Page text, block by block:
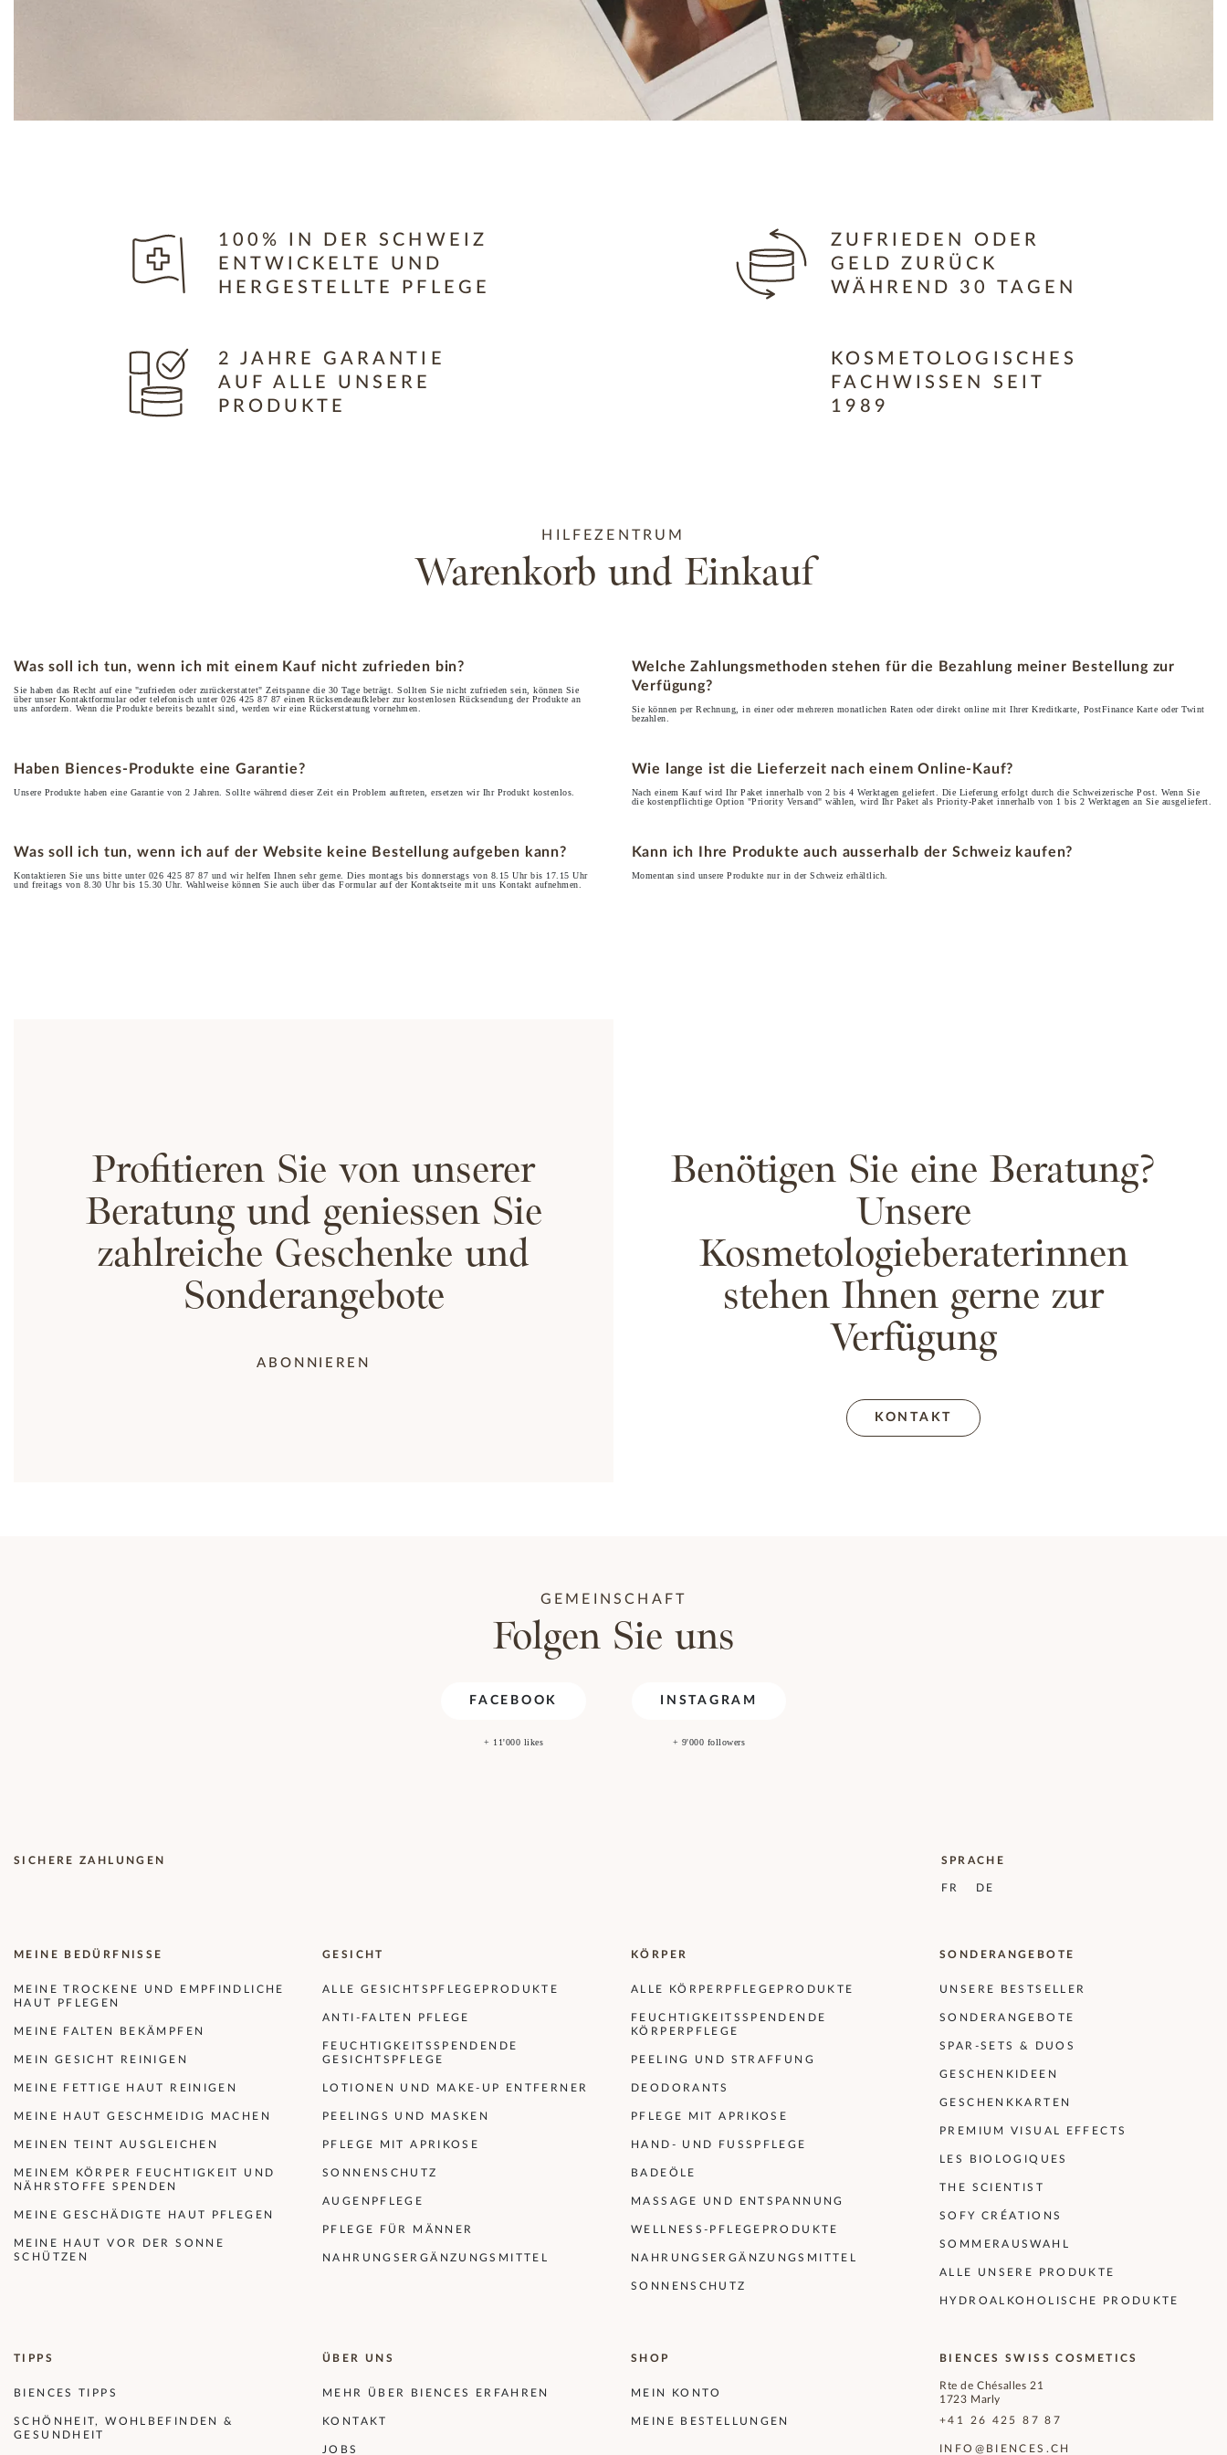
100% IN DER SCHWEIZ
ENTWICKELTE UND
HERGESTELLTE PFLEGE
ZUFRIEDEN ODER
GELD ZURÜCK
WÄHREND 30 TAGEN
2 JAHRE GARANTIE
AUF ALLE UNSERE
PRODUKTE
KOSMETOLOGISCHES
FACHWISSEN SEIT
1989
HILFEZENTRUM
Warenkorb und Einkauf
Was soll ich tun, wenn ich mit einem Kauf nicht zufrieden bin?
Sie haben das Recht auf eine "zufrieden oder zurückerstattet" Zeitspanne die 30 Tage beträgt. Sollten Sie nicht zufrieden sein, können Sie
über unser Kontaktformular oder telefonisch unter 026 425 87 87 einen Rücksendeaufkleber zur kostenlosen Rücksendung der Produkte an
uns anfordern. Wenn die Produkte bereits bezahlt sind, werden wir eine Rückerstattung vornehmen.
Welche Zahlungsmethoden stehen für die Bezahlung meiner Bestellung zur
Verfügung?
Sie können per Rechnung, in einer oder mehreren monatlichen Raten oder direkt online mit Ihrer Kreditkarte, PostFinance Karte oder Twint
bezahlen.
Haben Biences-Produkte eine Garantie?
Unsere Produkte haben eine Garantie von 2 Jahren. Sollte während dieser Zeit ein Problem auftreten, ersetzen wir Ihr Produkt kostenlos.
Wie lange ist die Lieferzeit nach einem Online-Kauf?
Nach einem Kauf wird Ihr Paket innerhalb von 2 bis 4 Werktagen geliefert. Die Lieferung erfolgt durch die Schweizerische Post. Wenn Sie
die kostenpflichtige Option "Priority Versand" wählen, wird Ihr Paket als Priority-Paket innerhalb von 1 bis 2 Werktagen an Sie ausgeliefert.
Was soll ich tun, wenn ich auf der Website keine Bestellung aufgeben kann?
Kontaktieren Sie uns bitte unter 026 425 87 87 und wir helfen Ihnen sehr gerne. Dies montags bis donnerstags von 8.15 Uhr bis 17.15 Uhr
und freitags von 8.30 Uhr bis 15.30 Uhr. Wahlweise können Sie auch über das Formular auf der Kontaktseite mit uns Kontakt aufnehmen.
Kann ich Ihre Produkte auch ausserhalb der Schweiz kaufen?
Momentan sind unsere Produkte nur in der Schweiz erhältlich.
Profitieren Sie von unserer
Beratung und geniessen Sie
zahlreiche Geschenke und
Sonderangebote
ABONNIEREN
Benötigen Sie eine Beratung?
Unsere
Kosmetologieberaterinnen
stehen Ihnen gerne zur
Verfügung
KONTAKT
GEMEINSCHAFT
Folgen Sie uns
FACEBOOK
+ 11'000 likes
INSTAGRAM
+ 9'000 followers
SICHERE ZAHLUNGEN SPRACHE
FR DE
MEINE BEDÜRFNISSE
MEINE TROCKENE UND EMPFINDLICHE
HAUT PFLEGEN
MEINE FALTEN BEKÄMPFEN
MEIN GESICHT REINIGEN
MEINE FETTIGE HAUT REINIGEN
MEINE HAUT GESCHMEIDIG MACHEN
MEINEN TEINT AUSGLEICHEN
MEINEM KÖRPER FEUCHTIGKEIT UND
NÄHRSTOFFE SPENDEN
MEINE GESCHÄDIGTE HAUT PFLEGEN
MEINE HAUT VOR DER SONNE
SCHÜTZEN
GESICHT
ALLE GESICHTSPFLEGEPRODUKTE
ANTI-FALTEN PFLEGE
FEUCHTIGKEITSSPENDENDE
GESICHTSPFLEGE
LOTIONEN UND MAKE-UP ENTFERNER
PEELINGS UND MASKEN
PFLEGE MIT APRIKOSE
SONNENSCHUTZ
AUGENPFLEGE
PFLEGE FÜR MÄNNER
NAHRUNGSERGÄNZUNGSMITTEL
KÖRPER
ALLE KÖRPERPFLEGEPRODUKTE
FEUCHTIGKEITSSPENDENDE
KÖRPERPFLEGE
PEELING UND STRAFFUNG
DEODORANTS
PFLEGE MIT APRIKOSE
HAND- UND FUSSPFLEGE
BADEÖLE
MASSAGE UND ENTSPANNUNG
WELLNESS-PFLEGEPRODUKTE
NAHRUNGSERGÄNZUNGSMITTEL
SONNENSCHUTZ
SONDERANGEBOTE
UNSERE BESTSELLER
SONDERANGEBOTE
SPAR-SETS & DUOS
GESCHENKIDEEN
GESCHENKKARTEN
PREMIUM VISUAL EFFECTS
LES BIOLOGIQUES
THE SCIENTIST
SOFY CRÉATIONS
SOMMERAUSWAHL
ALLE UNSERE PRODUKTE
HYDROALKOHOLISCHE PRODUKTE
TIPPS
BIENCES TIPPS
SCHÖNHEIT, WOHLBEFINDEN &
GESUNDHEIT
ÜBER UNS
MEHR ÜBER BIENCES ERFAHREN
KONTAKT
JOBS
SHOP
MEIN KONTO
MEINE BESTELLUNGEN
BIENCES SWISS COSMETICS
Rte de Chésalles 21
1723 Marly
+41 26 425 87 87
INFO@BIENCES.CH